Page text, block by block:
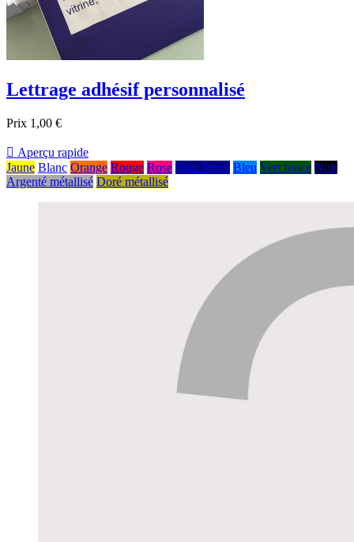
Lettrage adhésif personnalisé
Prix 1,00 €
 Aperçu rapide
Jaune Blanc Orange Rouge Rose Bleu foncé Bleu Vert fonce Noir
Argenté métallisé Doré métallisé